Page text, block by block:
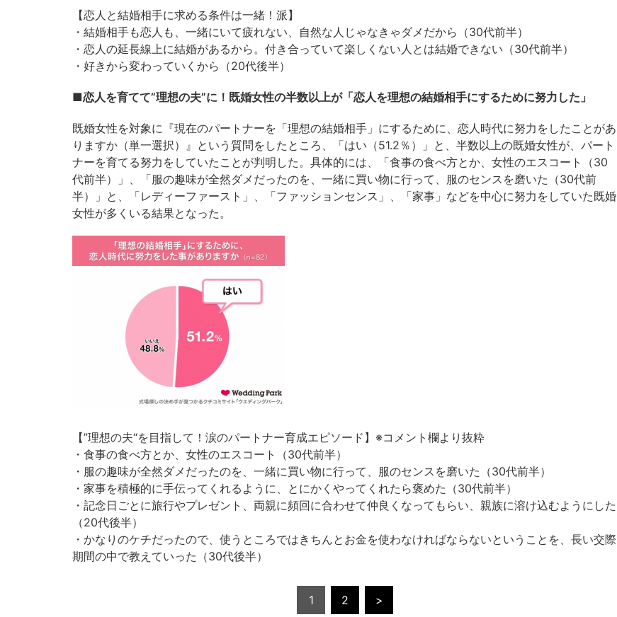
【恋人と結婚相手に求める条件は一緒！派】
・結婚相手も恋人も、一緒にいて疲れない、自然な人じゃなきゃダメだから（30代前半）
・恋人の延長線上に結婚があるから。付き合っていて楽しくない人とは結婚できない（30代前半）
・好きから変わっていくから（20代後半）
■恋人を育てて”理想の夫”に！既婚女性の半数以上が「恋人を理想の結婚相手にするために努力した」
既婚女性を対象に『現在のパートナーを「理想の結婚相手」にするために、恋人時代に努力をしたことがあ
りますか（単一選択）』という質問をしたところ、「はい（51.2％）」と、半数以上の既婚女性が、パート
ナーを育てる努力をしていたことが判明した。具体的には、「食事の食べ方とか、女性のエスコート（30
代前半）」、「服の趣味が全然ダメだったのを、一緒に買い物に行って、服のセンスを磨いた（30代前
半）」と、「レディーファースト」、「ファッションセンス」、「家事」などを中心に努力をしていた既婚
女性が多くいる結果となった。
【”理想の夫“を目指して！涙のパートナー育成エピソード】※コメント欄より抜粋
・食事の食べ方とか、女性のエスコート（30代前半）
・服の趣味が全然ダメだったのを、一緒に買い物に行って、服のセンスを磨いた（30代前半）
・家事を積極的に手伝ってくれるように、とにかくやってくれたら褒めた（30代前半）
・記念日ごとに旅行やプレゼント、両親に頻回に合わせて仲良くなってもらい、親族に溶け込むようにした
（20代後半）
・かなりのケチだったので、使うところではきちんとお金を使わなければならないということを、長い交際
期間の中で教えていった（30代後半）
1 2 >